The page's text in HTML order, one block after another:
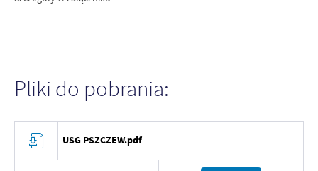
Pliki do pobrania:
USG PSZCZEW.pdf